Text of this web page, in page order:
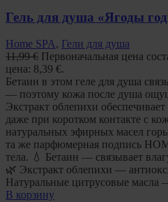
Гель для душа «Ягоды
Home SPA, Гели для душа
11,99€ Первоначальная цена
цена: 8,39 €.
Бетаин в этом геле для душа
— поэтому кожа после душа
Экстракт облепихи
даже при коротком контакте с
натуральных эфирных масел
та же парфюмерная подпись
тела. 💧 Бетаин — связывает
🌿 Экстракт облепихи —
Натуральные цитрусовые масла
В корзину